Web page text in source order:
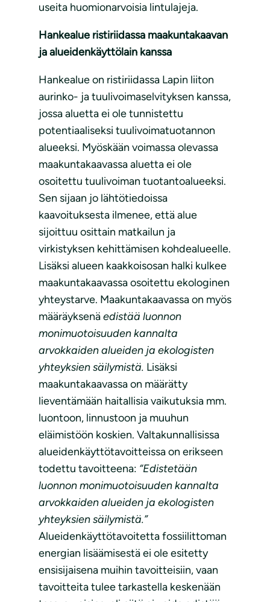
useita huomionarvoisia lintulajeja.
Hankealue ristiriidassa maakuntakaavan
ja alueidenkäyttölain kanssa
Hankealue on ristiriidassa Lapin liiton
aurinko- ja tuulivoimaselvityksen kanssa,
jossa aluetta ei ole tunnistettu
potentiaaliseksi tuulivoimatuotannon
alueeksi. Myöskään voimassa olevassa
maakuntakaavassa aluetta ei ole
osoitettu tuulivoiman tuotantoalueeksi.
Sen sijaan jo lähtötiedoissa
kaavoituksesta ilmenee, että alue
sijoittuu osittain matkailun ja
virkistyksen kehittämisen kohdealueelle.
Lisäksi alueen kaakkoisosan halki kulkee
maakuntakaavassa osoitettu ekologinen
yhteystarve. Maakuntakaavassa on myös
määräyksenäedistää luonnon
monimuotoisuuden kannalta
arvokkaiden alueiden ja ekologisten
yhteyksien säilymistä. Lisäksi
maakuntakaavassa on määrätty
lieventämään haitallisia vaikutuksia mm.
luontoon, linnustoon ja muuhun
eläimistöön koskien. Valtakunnallisissa
alueidenkäyttötavoitteissa on erikseen
todettu tavoitteena: “Edistetään
luonnon monimuotoisuuden kannalta
arvokkaiden alueiden ja ekologisten
yhteyksien säilymistä.”
Alueidenkäyttötavoitetta fossiilittoman
energian lisäämisestä ei ole esitetty
ensisijaisena muihin tavoitteisiin, vaan
tavoitteita tulee tarkastella keskenään